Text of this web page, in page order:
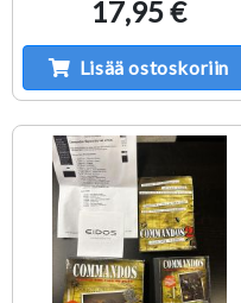
17,95 €
Lisää ostoskoriin